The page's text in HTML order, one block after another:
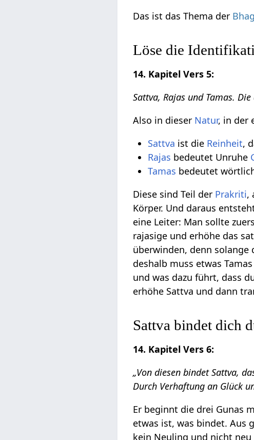
Das ist das Thema der
Löse die
14. Kapitel Vers 5:
Sattva, Rajas und Tamas.
Also in dieser Natur, in der
Sattva ist die Reinheit,
Rajas bedeutet Unruhe
Tamas bedeutet
Diese sind Teil der Prakriti,
Körper. Und daraus
eine Leiter: Man sollte
rajasige und erhöhe das
überwinden, denn solange
deshalb muss etwas
und was dazu führt, dass
erhöhe Sattva und dann
Sattva bindet dich
14. Kapitel Vers 6:
„Von diesen bindet Sattva,
Durch Verhaftung an Glück
Er beginnt die drei Gunas
etwas ist, was bindet. Aus
kein Neuling und nicht